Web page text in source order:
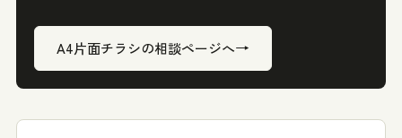
A4片面チラシの相談ページへ→